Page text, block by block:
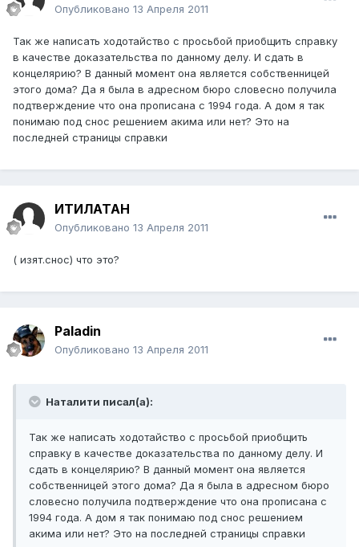
Опубликовано 13 Апреля 2011
Так же написать ходотайство с просьбой приобщить справку
в качестве доказательства по данному делу. И сдать в
концелярию? В данный момент она является собственницей
этого дома? Да я была в адресном бюро словесно получила
подтверждение что она прописана с 1994 года. А дом я так
понимаю под снос решением акима или нет? Это на
последней страницы справки
ИТИЛАТАН
Опубликовано 13 Апреля 2011
( изят.снос) что это?
Paladin
Опубликовано 13 Апреля 2011
Наталити писал(а):
Так же написать ходотайство с просьбой приобщить
справку в качестве доказательства по данному делу. И
сдать в концелярию? В данный момент она является
собственницей этого дома? Да я была в адресном бюро
словесно получила подтверждение что она прописана с
1994 года. А дом я так понимаю под снос решением
акима или нет? Это на последней страницы справки